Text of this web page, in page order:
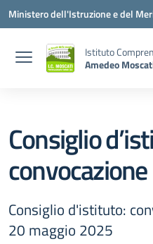
Vai ai contenuti
Vai al menu di navigazione
Vai al footer
Ministero dell'Istruzione e del
Istituto
Amedeo
Consiglio
convocazione
Consiglio d'istituto:
20 maggio 2025